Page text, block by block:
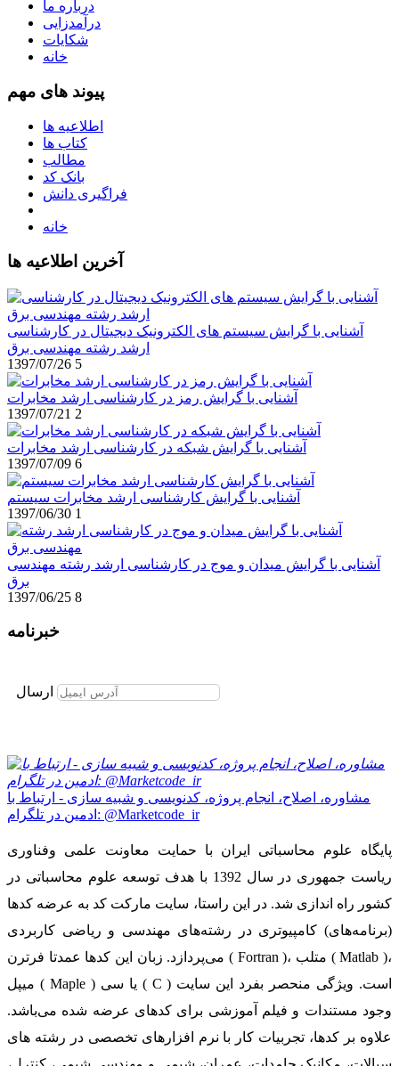
درباره ما
درآمدزایی
شکایات
خانه
پیوند های مهم
اطلاعیه ها
کتاب ها
مطالب
بانک کد
فراگیری دانش
خانه
آخرین اطلاعیه ها
آشنایی با گرایش سیستم های الکترونیک دیجیتال در کارشناسی
ارشد رشته مهندسی برق
1397/07/26 5
آشنایی با گرایش رمز در کارشناسی ارشد مخابرات
1397/07/21 2
آشنایی با گرایش شبکه در کارشناسی ارشد مخابرات
1397/07/09 6
آشنایی با گرایش کارشناسی ارشد مخابرات سیستم
1397/06/30 1
آشنایی با گرایش میدان و موج در کارشناسی ارشد رشته مهندسی
برق
1397/06/25 8
خبرنامه
ارسال
مشاوره، اصلاح، انجام پروژه، کدنویسی و شبیه سازی - ارتباط با
ادمین در تلگرام: @Marketcode_ir
پایگاه علوم محاسباتی ایران با حمایت معاونت علمی وفناوری
ریاست جمهوری در سال 1392 با هدف توسعه علوم محاسباتی در
کشور راه اندازی شد. در این راستا، سایت مارکت کد به عرضه کدها
(برنامه‌های) کامپیوتری در رشته‌های مهندسی و ریاضی کاربردی
می‌پردازد. زبان این کدها عمدتا فرترن ( Fortran )، متلب ( Matlab )،
میپل ( Maple ) یا سی ( C ) است. ویژگی منحصر بفرد این سایت
وجود مستندات و فیلم آموزشی برای کدهای عرضه شده می‌باشد.
علاوه بر کدها، تجربیات کار با نرم افزارهای تخصصی در رشته های